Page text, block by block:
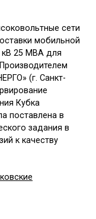
сети
мобильной
25 МВА для
(г. Санкт-
Кубка
поставлена в
задания в
к качеству